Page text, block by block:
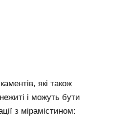
які також
і можуть бути
з мірамістином: